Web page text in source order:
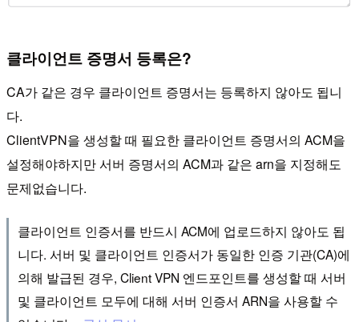
클라이언트 증명서 등록은?
CA가 같은 경우 클라이언트 증명서는 등록하지 않아도 됩니
다.
ClientVPN을 생성할 때 필요한 클라이언트 증명서의 ACM을
설정해야하지만 서버 증명서의 ACM과 같은 arn을 지정해도
문제없습니다.
클라이언트 인증서를 반드시 ACM에 업로드하지 않아도 됩
니다. 서버 및 클라이언트 인증서가 동일한 인증 기관(CA)에
의해 발급된 경우, Client VPN 엔드포인트를 생성할 때 서버
및 클라이언트 모두에 대해 서버 인증서 ARN을 사용할 수